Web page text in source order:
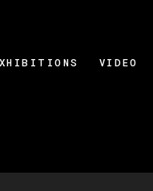
VIDEO